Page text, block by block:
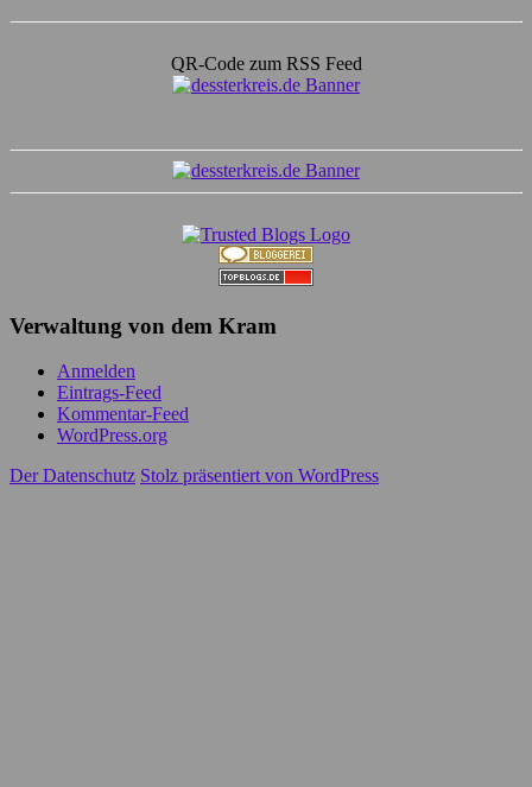
QR-Code zum RSS Feed
Verwaltung von dem Kram
Anmelden
Eintrags-Feed
Kommentar-Feed
WordPress.org
Der Datenschutz Stolz präsentiert von WordPress